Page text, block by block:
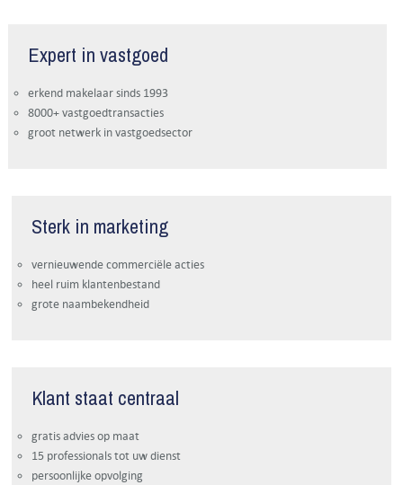
Expert in vastgoed
erkend makelaar sinds 1993
8000+ vastgoedtransacties
groot netwerk in vastgoedsector
Sterk in marketing
vernieuwende commerciële acties
heel ruim klantenbestand
grote naambekendheid
Klant staat centraal
gratis advies op maat
15 professionals tot uw dienst
persoonlijke opvolging